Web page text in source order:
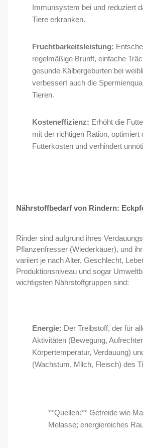
Immunsystem bei und reduziert
Tiere erkranken.
Fruchtbarkeitsleistung:
regelmäßige Brunft, einfache
gesunde Kälbergeburten bei
verbessert auch die
Tieren.
Kosteneffizienz: Erhöht die
mit der richtigen Ration, optimiert
Futterkosten und verhindert
Nährstoffbedarf von Rindern:
Rinder sind aufgrund ihres
Pflanzenfresser (Wiederkäuer), und
variiert je nach Alter, Geschlecht,
Produktionsniveau und sogar
wichtigsten Nährstoffgruppen sind:
Energie: Der Treibstoff, der für
Aktivitäten (Bewegung,
Körpertemperatur, Verdauung)
(Wachstum, Milch, Fleisch) des
**Quellen:** Getreide wie
Melasse; energiereiches